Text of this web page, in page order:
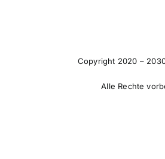
Copyright 2020 –
Alle Rechte